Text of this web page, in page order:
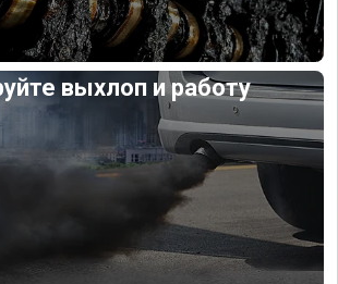
выхлоп и работу